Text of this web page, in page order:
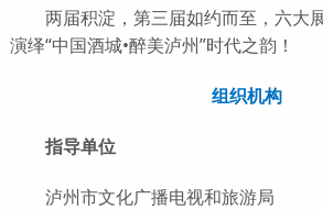
两届积淀，第三届如约而至，六大
演绎“中国酒城•醉美泸州”时代之韵！
组织机构
指导单位
泸州市文化广播电视和旅游局